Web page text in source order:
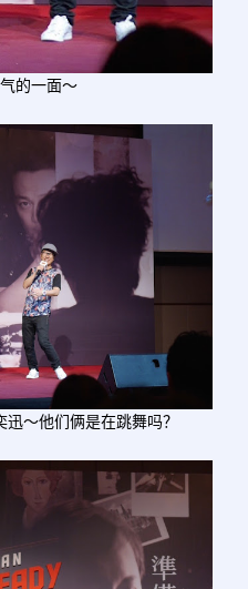
的一面～
～他们俩是在跳舞吗？